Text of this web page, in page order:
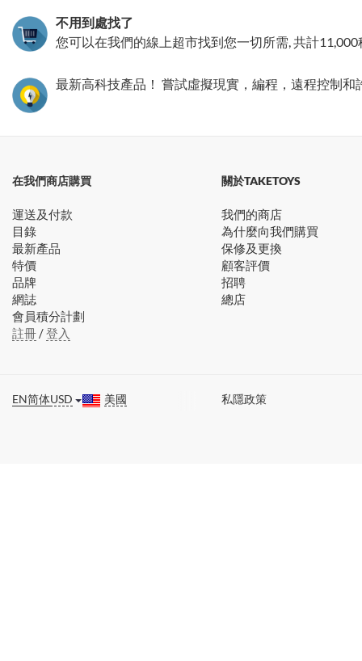
不用到處找了
您可以在我們的線上超市找到您一切所需, 共計11,000
最新高科技產品！ 嘗試虛擬現實，編程，遠程控制
在我們商店購買
運送及付款
目錄
最新產品
特價
品牌
網誌
會員積分計劃
註冊/登入
關於TAKETOYS
我們的商店
為什麼向我們購買
保修及更換
顧客評價
招聘
總店
EN简体USD 美國 私隱政策